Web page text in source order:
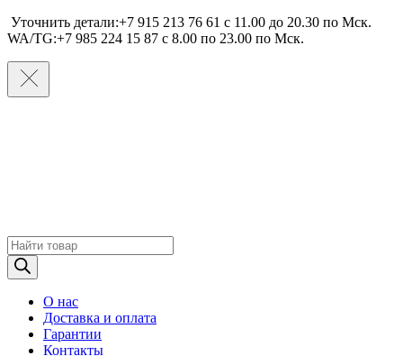
Уточнить детали:+7 915 213 76 61 c 11.00 до 20.30 по Мcк.
WA/TG:+7 985 224 15 87 c 8.00 по 23.00 по Мcк.
Поиск
товаров
О нас
Доставка и оплата
Гарантии
Контакты